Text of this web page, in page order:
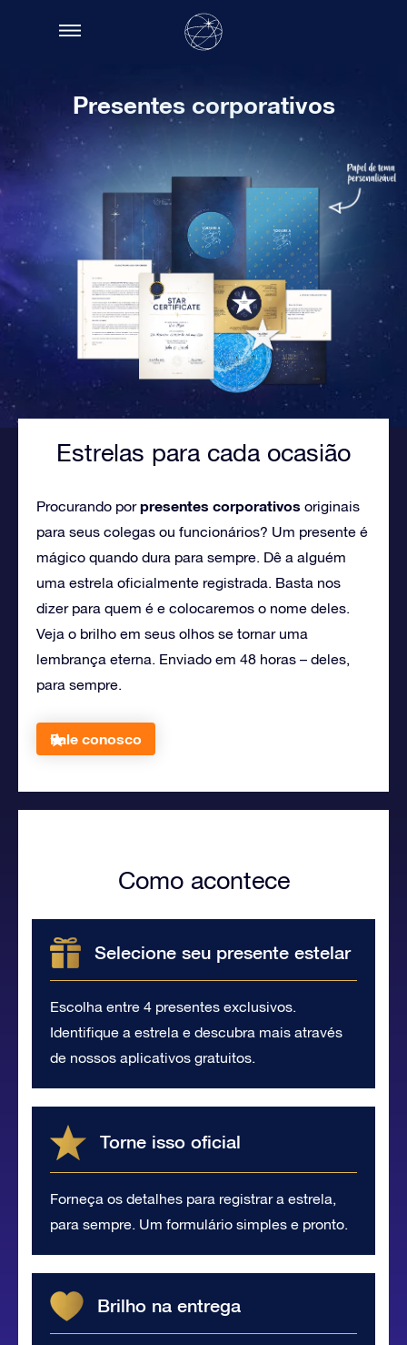
Presentes corporativos
Estrelas para cada ocasião
Procurando porpresentes corporativos originais
para seus colegas ou funcionários? Um presente é
mágico quando dura para sempre. Dê a alguém
uma estrela oficialmente registrada. Basta nos
dizer para quem é e colocaremos o nome deles.
Veja o brilho em seus olhos se tornar uma
lembrança eterna. Enviado em 48 horas – deles,
para sempre.
Fale conosco
Como acontece
Selecione seu presente estelar
Escolha entre 4 presentes exclusivos.
Identifique a estrela e descubra mais através
de nossos aplicativos gratuitos.
Torne isso oficial
Forneça os detalhes para registrar a estrela,
para sempre. Um formulário simples e pronto.
Brilho na entrega